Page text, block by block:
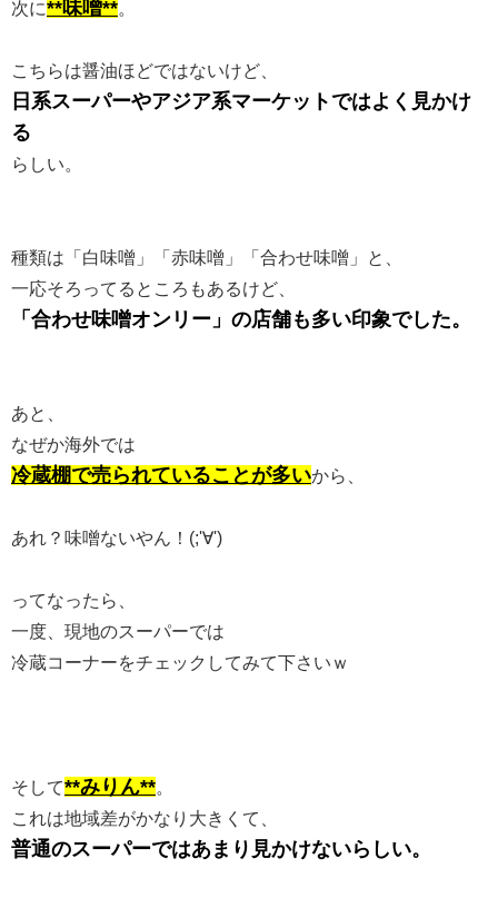
次に**味噌**
こちらは醤油ほどではないけど、
日系スーパーやアジア系マーケットではよく見かけ
る
らしい。
種類は「白味噌」「赤味噌」「合わせ味噌」と、
一応そろってるところもあるけど、
「合わせ味噌オンリー」の店舗も多い印象でした。
あと、
なぜか海外では
冷蔵棚で売られていることが多いから、
あれ？味噌ないやん！(;'∀')
ってなったら、
一度、現地のスーパーでは
冷蔵コーナーをチェックしてみて下さいｗ
そして**みりん**
これは地域差がかなり大きくて、
普通のスーパーではあまり見かけないらしい。